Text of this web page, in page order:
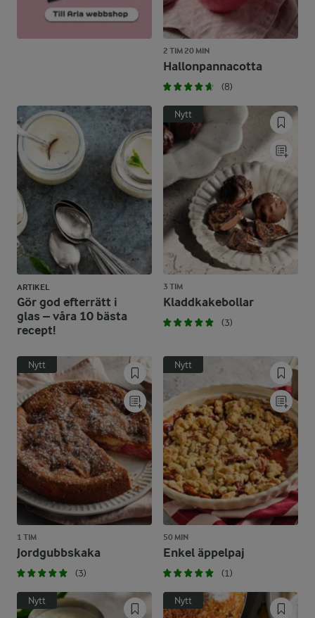
2 TIM 20 MIN
Hallonpannacotta
(8)
ARTIKEL
Gör god efterrätt i
glas – våra 10 bästa
recept!
Nytt
3 TIM
Kladdkakebollar
(3)
Nytt
1 TIM
Jordgubbskaka
(3)
Nytt
50 MIN
Enkel äppelpaj
(1)
Nytt Nytt